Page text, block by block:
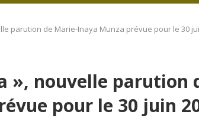
parution de Marie-Inaya Munza prévue pour le 30
», nouvelle parution
pour le 30 juin